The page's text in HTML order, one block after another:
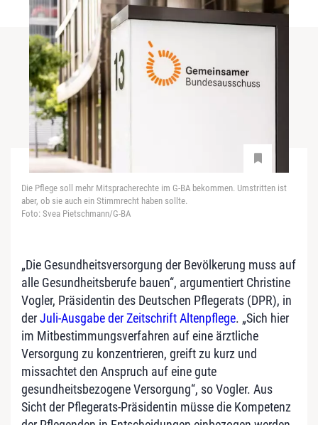
Die Pflege soll mehr Mitspracherechte im G-BA bekommen. Umstritten ist
aber, ob sie auch ein Stimmrecht haben sollte.
Foto: Svea Pietschmann/G-BA
„Die Gesundheitsversorgung der Bevölkerung muss auf
alle Gesundheitsberufe bauen“, argumentiert Christine
Vogler, Präsidentin des Deutschen Pflegerats (DPR), in
derJuli-Ausgabe der Zeitschrift Altenpflege. „Sich hier
im Mitbestimmungsverfahren auf eine ärztliche
Versorgung zu konzentrieren, greift zu kurz und
missachtet den Anspruch auf eine gute
gesundheitsbezogene Versorgung“, so Vogler. Aus
Sicht der Pflegerats-Präsidentin müsse die Kompetenz